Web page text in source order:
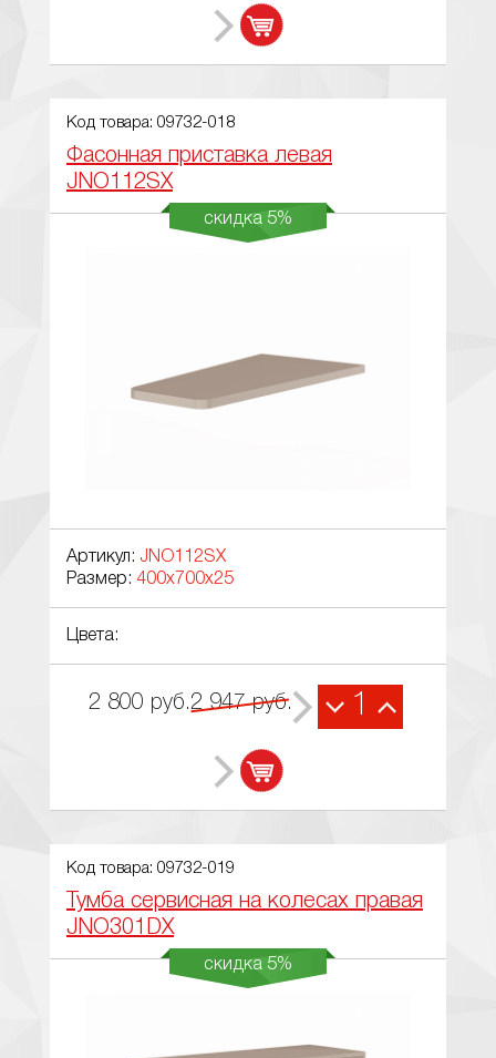
Код товара: 09732-018
Фасонная приставка левая
JNO112SX
скидка 5%
Артикул: JNO112SX
Размер: 400x700x25
Цвета:
2 800 руб.2 947 руб. 1
Код товара: 09732-019
Тумба сервисная на колесах правая
JNO301DX
скидка 5%